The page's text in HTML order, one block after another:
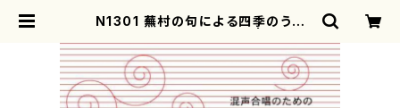
N1301 蕪村の句による四季のうた
rearth